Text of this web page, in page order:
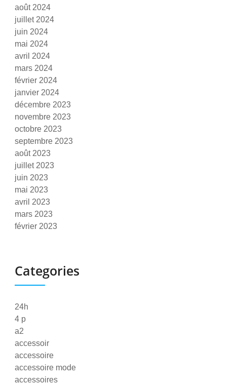
août 2024
juillet 2024
juin 2024
mai 2024
avril 2024
mars 2024
février 2024
janvier 2024
décembre 2023
novembre 2023
octobre 2023
septembre 2023
août 2023
juillet 2023
juin 2023
mai 2023
avril 2023
mars 2023
février 2023
Categories
24h
4 p
a2
accessoir
accessoire
accessoire mode
accessoires